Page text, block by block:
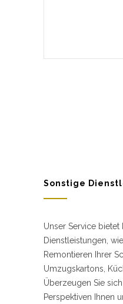
Sonstige
Unser Service bietet
Dienstleistungen,
Remontieren Ihrer
Umzugskartons,
Überzeugen Sie
Perspektiven Ihnen